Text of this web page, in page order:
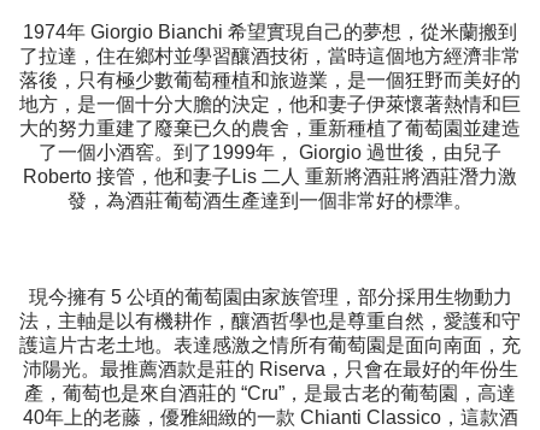
1974年 Giorgio Bianchi 希望實現自己的夢想，從米蘭搬到
了拉達，住在鄉村並學習釀酒技術，當時這個地方經濟非常
落後，只有極少數葡萄種植和旅遊業，是一個狂野而美好的
地方，是一個十分大膽的決定，他和妻子伊萊懷著熱情和巨
大的努力重建了廢棄已久的農舍，重新種植了葡萄園並建造
了一個小酒窖。到了1999年， Giorgio 過世後，由兒子
Roberto 接管，他和妻子Lis 二人 重新將酒莊將酒莊潛力激
發，為酒莊葡萄酒生產達到一個非常好的標準。
現今擁有 5 公頃的葡萄園由家族管理，部分採用生物動力
法，主軸是以有機耕作，釀酒哲學也是尊重自然，愛護和守
護這片古老土地。表達感激之情所有葡萄園是面向南面，充
沛陽光。最推薦酒款是莊的 Riserva，只會在最好的年份生
產，葡萄也是來自酒莊的 “Cru”，是最古老的葡萄園，高達
40年上的老藤，優雅細緻的一款 Chianti Classico，這款酒